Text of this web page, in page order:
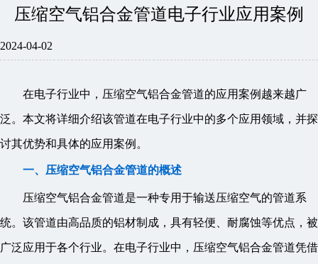
压缩空气铝合金管道电子行业应用案例
2024-04-02
在电子行业中，压缩空气铝合金管道的应用案例越来越广
泛。本文将详细介绍该管道在电子行业中的多个应用领域，并探
讨其优势和具体的应用案例。
一、压缩空气铝合金管道的概述
压缩空气铝合金管道是一种专用于输送压缩空气的管道系
统。该管道由高品质的铝材制成，具有轻便、耐腐蚀等优点，被
广泛应用于各个行业。在电子行业中，压缩空气铝合金管道凭借